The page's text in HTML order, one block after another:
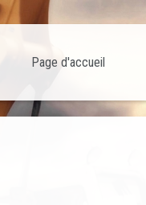
Page d'accueil